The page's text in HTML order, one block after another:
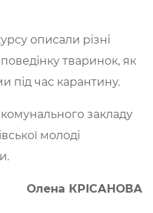
описали різні
тваринок, як
під час карантину.
закладу
молоді
Олена КРІСАНОВА